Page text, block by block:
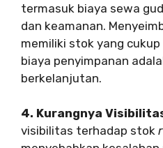
termasuk biaya sewa
dan keamanan.
memiliki stok yang
biaya penyimpanan
berkelanjutan.
4. Kurangnya
visibilitas terhadap stok